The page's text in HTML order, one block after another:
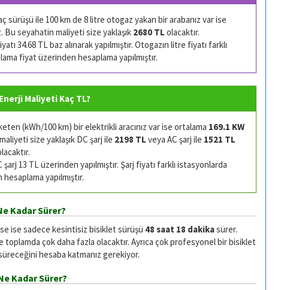
sürüşü ile 100 km de 8 litre otogaz yakan bir arabanız var ise
Bu seyahatin maliyeti size yaklaşık 2680 TL olacaktır.
34.68 TL baz alınarak yapılmıştır. Otogazın litre fiyatı farklı
fiyat üzerinden hesaplama yapılmıştır.
Maliyeti Kaç TL?
(kWh/100 km) bir elektrikli aracınız var ise ortalama 169.1 KW
size yaklaşık DC şarj ile 2198 TL veya AC şarj ile 1521 TL
13 TL üzerinden yapılmıştır. Şarj fiyatı farklı istasyonlarda
yapılmıştır.
Kadar Sürer?
ise sadece kesintisiz bisiklet sürüşü 48 saat 18 dakikasürer.
toplamda çok daha fazla olacaktır. Ayrıca çok profesyonel bir bisiklet
hesaba katmanız gerekiyor.
Kadar Sürer?